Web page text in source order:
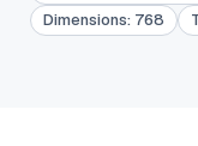
Dimensions: 768